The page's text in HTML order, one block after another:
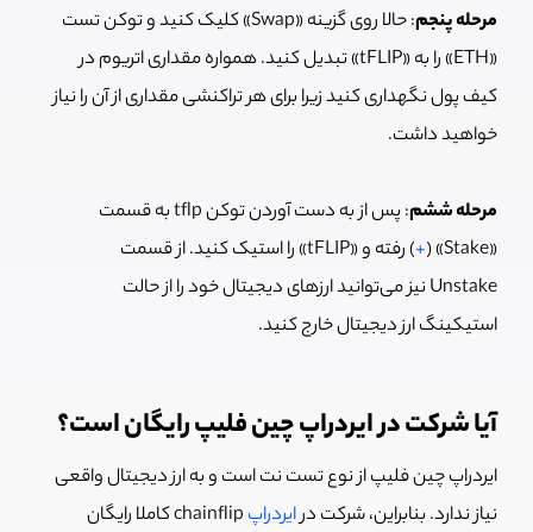
مرحله پنجم
: حالا روی گزینه «Swap» کلیک کنید و توکن تست
«ETH» را به «tFLIP» تبدیل کنید. همواره مقداری اتریوم در
کیف پول نگهداری کنید زیرا برای هر تراکنشی مقداری از آن را نیاز
خواهید داشت.
مرحله ششم
: پس از به دست آوردن توکن tflp به قسمت
«Stake» (
+
) رفته و «tFLIP» را استیک کنید. از قسمت
Unstake نیز می‌توانید ارزهای دیجیتال خود را از حالت
استیکینگ ارز دیجیتال خارج کنید.
آیا شرکت در ایردراپ چین فلیپ رایگان است؟
ایردراپ چین فلیپ از نوع تست نت است و به ارز دیجیتال واقعی
نیاز ندارد. بنابراین، شرکت درایردراپ
chainflip کاملا رایگان